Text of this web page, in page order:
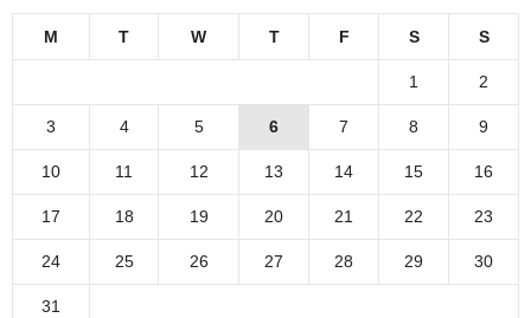
M T W T F S S
1 2
3 4 5 6 7 8 9
10 11 12 13 14 15 16
17 18 19 20 21 22 23
24 25 26 27 28 29 30
31